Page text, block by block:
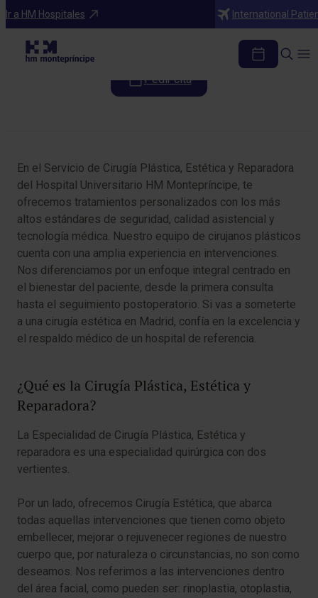
Ir a HM Hospitales International
Especialidades
Cirugía Plástica
Pedir cita
En el Servicio de Cirugía Plástica, Estética y Reparadora
del Hospital Universitario HM Montepríncipe, te
ofrecemos tratamientos personalizados con los más
altos estándares de seguridad, calidad asistencial y
tecnología médica. Nuestro equipo de cirujanos plásticos
cuenta con una amplia experiencia en intervenciones.
Nos diferenciamos por un enfoque integral centrado en
el bienestar del paciente, desde la primera consulta
hasta el seguimiento postoperatorio. Si vas a someterte
a una cirugía estética en Madrid, confía en la excelencia y
el respaldo médico de un hospital de referencia.
¿Qué es la Cirugía Plástica, Estética y
Reparadora?
La Especialidad de Cirugía Plástica, Estética y
reparadora es una especialidad quirúrgica con dos
vertientes.
Por un lado, ofrecemos Cirugía Estética, que abarca
todas aquellas intervenciones que tienen como objeto
embellecer, mejorar o rejuvenecer regiones de nuestro
cuerpo que, por naturaleza o circunstancias, no son como
deseamos. Nos referimos a las intervenciones dentro
del área facial, como pueden ser: rinoplastia, otoplastia,